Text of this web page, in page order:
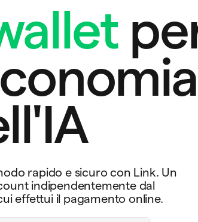
rapido e sicuro con Link. Un
indipendentemente dal
effettui il pagamento online.